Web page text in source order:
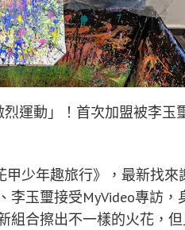
運動」！首次加盟被李玉
甲少年趣旅行》，最新找來
李玉璽接受MyVideo專訪，
組合擦出不一樣的火花，